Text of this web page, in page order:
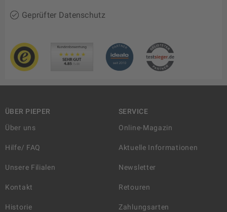
Geprüfter Datenschutz
ÜBER PIEPER
Über uns
Hilfe/ FAQ
Unsere Filialen
Kontakt
Historie
SERVICE
Online-Magazin
Aktuelle Informationen
Newsletter
Retouren
Zahlungsarten